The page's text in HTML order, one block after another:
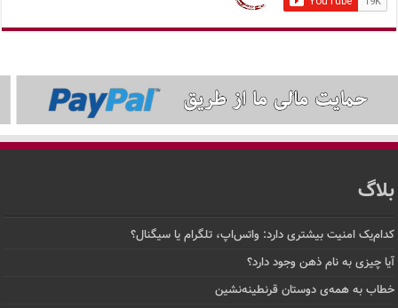
بلاگ
کدام‌یک امنیت بیشتری دارد: واتس‌اپ، تلگرام یا سیگنال؟
آیا چیزی به نام ذهن وجود دارد؟
خطاب به همه‌ی دوستان قرنطینه‌نشین